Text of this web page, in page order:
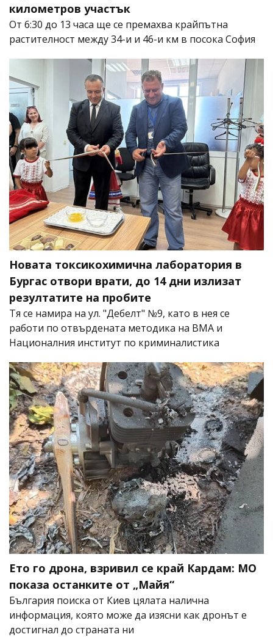
километров участък
От 6:30 до 13 часа ще се премахва крайпътна
растителност между 34-и и 46-и км в посока София
Новата токсикохимична лаборатория в
Бургас отвори врати, до 14 дни излизат
резултатите на пробите
Тя се намира на ул. "Дебелт" №9, като в нея се
работи по отвърдената методика на ВМА и
Националния институт по криминалистика
Ето го дрона, взривил се край Кардам: МО
показа останките от „Майя“
България поиска от Киев цялата налична
информация, която може да изясни как дронът е
достигнал до страната ни